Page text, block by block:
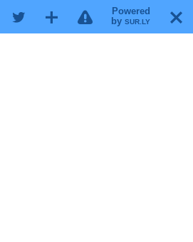
X
Powered
by SUR.LY
!
G
T